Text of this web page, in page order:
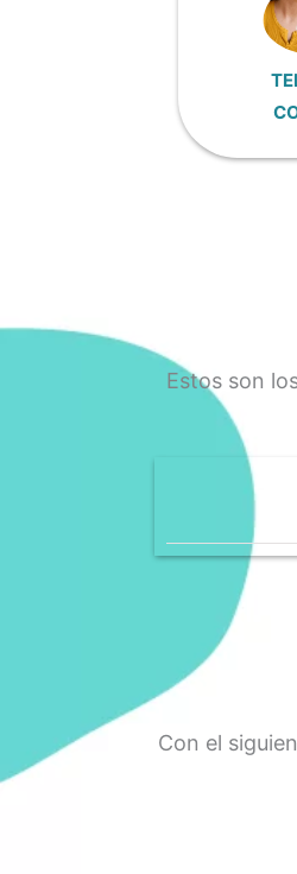
Estos son
Con el